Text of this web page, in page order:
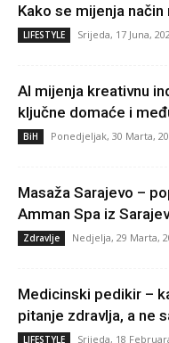
Kako se mijenja
LIFESTYLE Srijeda, 17 Juna,
AI mijenja kreativnu
ključne domaće i
BiH Ponedjeljak, 30 Marta,
Masaža Sarajevo –
Amman Spa iz
Zdravlje Nedjelja, 29 Marta,
Medicinski pedikir –
pitanje zdravlja, a ne
LIFESTYLE Srijeda, 18